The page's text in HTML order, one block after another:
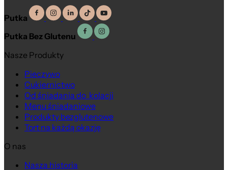
Putka
Putka Bez Glutenu
Nasze Produkty
Pieczywo
Cukiernictwo
Od śniadania do kolacji
Menu śniadaniowe
Produkty bezglutenowe
Tort na każdą okazję
O nas
Nasza historia